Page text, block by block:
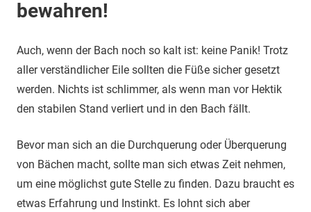
bewahren!
Auch, wenn der Bach noch so kalt ist: keine Panik! Trotz
aller verständlicher Eile sollten die Füße sicher gesetzt
werden. Nichts ist schlimmer, als wenn man vor Hektik
den stabilen Stand verliert und in den Bach fällt.
Bevor man sich an die Durchquerung oder Überquerung
von Bächen macht, sollte man sich etwas Zeit nehmen,
um eine möglichst gute Stelle zu finden. Dazu braucht es
etwas Erfahrung und Instinkt. Es lohnt sich aber